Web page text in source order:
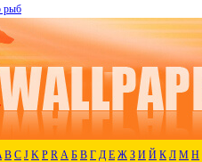
рыб
B C J K P R А Б В Г Д Е Ж З И Й К Л М Н